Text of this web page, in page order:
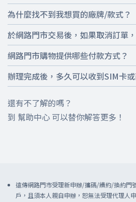
將會以電話聯繫客戶。
查詢。
網路門市新申辦門號/攜碼/續約消費，遠
~詳細可參見 遠傳幣回饋指南
消費折抵：1點折$1元，折抵無上限；惟
．單購買配件、加購商品、預繳金額
集點：
．網路門市對於商品專案價格 (經折抵後
0.3%遠傳幣
為什麼找不到我想買的廠牌/款式？
很抱歉，若找不到您想購買的手機型號
該款手機的相關優惠專案，網路門市搭配
格以銷售當時為主，請您依網頁上實際提
於網路門市交易後，如果取消訂單
於取消訂單後將於2-3天刷退，銀行退款
信用卡，但因用戶信用卡結帳日不同，請
刷退金額，或直接與發卡銀行確認實際退
註：當您申請退貨完成後，若此筆款項已
直接刷退至您的信用卡帳戶中，若退款日
網路門市購物提供哪些付款方式？
1. 信用卡：本站提供由台灣發卡銀行的
卡交易，故您的信用卡若為以上卡別，皆
2. 悠遊付：請先下載悠遊付APP並設定好
辦理完成後，多久可以收到SIM卡或
1. 新申辦/續約單門號用戶，於訂單成立
並安排出貨。
2.攜碼/特殊方案/搭商品專案，將由專員
4. 若適逢大型活動期間，商品/訂單發貨
增，商品配送時間可能拉長，將影響配
還有不了解的嗎？
到 幫助中心 可以替你解答更多！
遠傳網路門市受理新申辦/攜碼/續約/換約門
戶，且須本人親自申辦，恕無法受理代理人